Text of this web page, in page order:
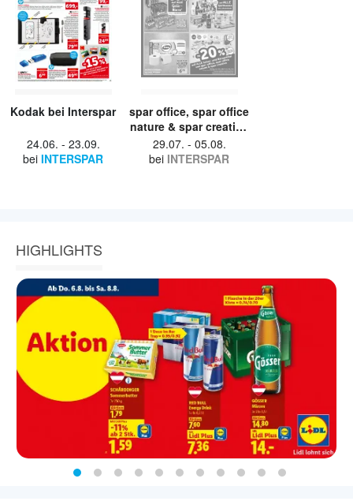
Kodak bei Interspar
24.06. - 23.09.
bei INTERSPAR
spar office, spar office
nature & spar creative
bei Interspar
29.07. - 05.08.
bei INTERSPAR
HIGHLIGHTS